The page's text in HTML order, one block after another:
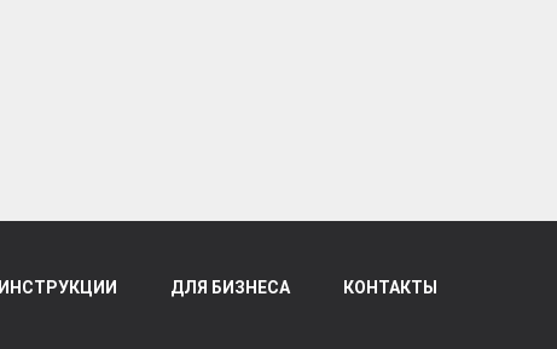
ИНСТРУКЦИИ ДЛЯ БИЗНЕСА КОНТАКТЫ